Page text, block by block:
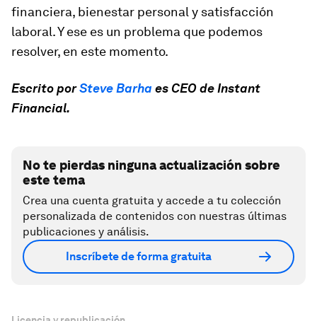
financiera, bienestar personal y satisfacción
laboral. Y ese es un problema que podemos
resolver, en este momento.
Escrito porSteve Barha es CEO de Instant
Financial.
No te pierdas ninguna actualización sobre
este tema
Crea una cuenta gratuita y accede a tu colección
personalizada de contenidos con nuestras últimas
publicaciones y análisis.
Inscríbete de forma gratuita